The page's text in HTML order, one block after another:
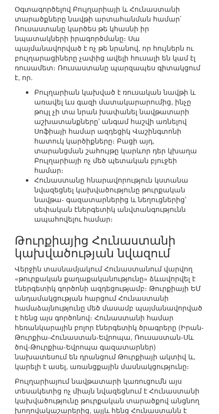
Օգտագործելով Բուլղարիայի և Հունաստանի
տարածքները նավթի արտահանման համար`
Ռուսաստանը կարծես թե կհասնի իր
նպատակների իրագործմանը։ Սա
պայմանավորված է ոչ թե նրանով, որ հույներն ու
բուլղարացիները չափից ավելի հուսալի են կամ էլ
ռուսամետ։ Ռուսաստանը պարզապես գիտակցում
է, որ.
Բուլղարիան կախված է ռուսական նավթի և
առավել ևս գազի մատակարարումից, ինչը
թույլ չի տա նրան խափանել նավթատարի
աշխատանքները՝ անգամ հաշվի առնելով
Սոֆիայի համար ազդեցիկ Վաշինգտոնի
հատուկ կարծիքները։ Բացի այդ,
տարանցման շահույթը կարևոր դեր կխաղա
Բուլղարիայի ոչ մեծ պետական բյուջեի
համար։
Հունաստանը հնարավորություն կստանա
նվազեցնել կախվածությունը թուրքական
նավթա- գազատարներից և նեղուցներից՝
սեփական էներգետիկ անվտանգությունն
ապահովելու համար։
Թուրքիայից Հունաստանի
կախվածության նվազում
Վերջին տասնամյակում Հունաստանում վարվող
«թուրքական քաղաքականությունը» ձևավորվել է
էներգետիկ գործոնի ազդեցությամբ։ Թուրքիայի ԵՄ
անդամակցության հարցում Հունաստանի
համաձայնությունը մեծ մասամբ պայմանավորված
է հենց այս գործոնով։ Հունաստանի համար
հեռանկարային բոլոր էներգետիկ ծրագրերը (Իրան-
Թուրքիա-Հունաստան-Եվրոպա, Ռուսաստան-Սև
ծով-Թուրքիա-Եվրոպա գազատարներ)
նախատեսում են դրանցում Թուրքիայի ակտիվ և,
կարելի է ասել, առանցքային մասնակցությունը։
Բուլղարիայում նավթատարի կառուցումն այս
տեսակետից ոչ միայն նվազեցնում է Հունաստանի
կախվածությունը թուրքական տարածքով անցնող
խողովակաշարերից, այլև հենց Հունաստանն է